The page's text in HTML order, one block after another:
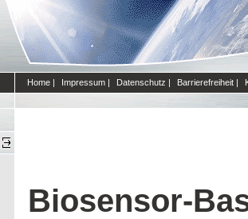
Home | Impressum | Datenschutz | Barrierefreiheit |
Biosensor-